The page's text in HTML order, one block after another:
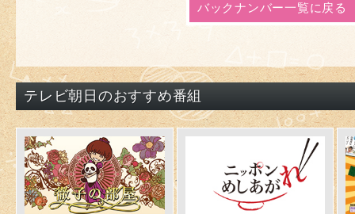
バックナンバー一覧に戻る
テレビ朝日のおすすめ番組